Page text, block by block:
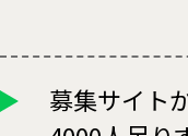
募集サイト